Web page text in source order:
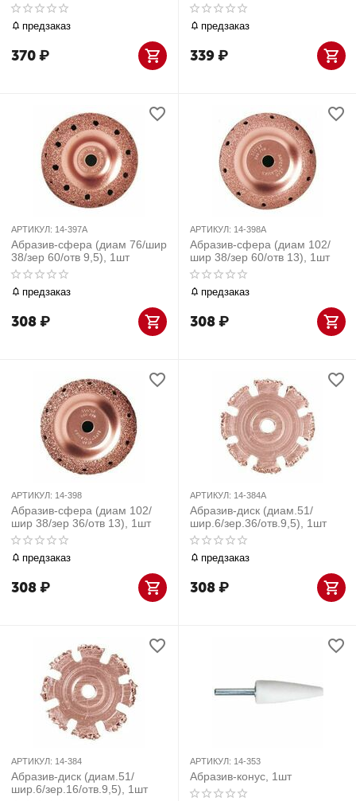
предзаказ
370₽
предзаказ
339₽
АРТИКУЛ: 14-397A
Абразив-сфера (диам 76/шир
38/зер 60/отв 9,5), 1шт
предзаказ
308₽
АРТИКУЛ: 14-398A
Абразив-сфера (диам 102/
шир 38/зер 60/отв 13), 1шт
предзаказ
308₽
АРТИКУЛ: 14-398
Абразив-сфера (диам 102/
шир 38/зер 36/отв 13), 1шт
предзаказ
308₽
АРТИКУЛ: 14-384A
Абразив-диск (диам.51/
шир.6/зер.36/отв.9,5), 1шт
предзаказ
308₽
АРТИКУЛ: 14-384
Абразив-диск (диам.51/
шир.6/зер.16/отв.9,5), 1шт
АРТИКУЛ: 14-353
Абразив-конус, 1шт